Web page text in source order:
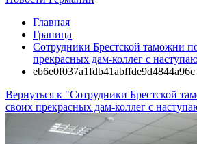
Главная
Граница
Сотрудники Брестской таможни
прекрасных дам-коллег с
eb6e0f037a1fdb41abffde9d4844a96c
Вернуться к "Сотрудники Брестской
своих прекрасных дам-коллег с